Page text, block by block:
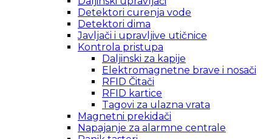
Detektori curenja vode
Detektori dima
Javljači i upravljive utičnice
Kontrola pristupa
Daljinski za kapije
Elektromagnetne brave i nosači
RFID Čitači
RFID kartice
Tagovi za ulazna vrata
Magnetni prekidači
Napajanje za alarmne centrale